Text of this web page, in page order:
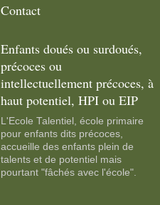
Contact
Enfants doués ou surdoués,
précoces ou
intellectuellement précoces, à
haut potentiel, HPI ou EIP
L'Ecole Talentiel, école primaire
pour enfants dits précoces,
accueille des enfants plein de
talents et de potentiel mais
pourtant "fâchés avec l'école".